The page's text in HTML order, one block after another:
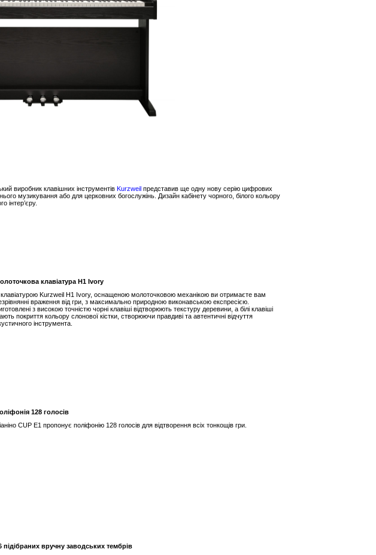
виробник клавішних інструментів Kurzweil представив ще одну нову серію цифрових
музикування або для церковних богослужінь. Дизайн кабінету чорного, білого кольору
інтер’єру.
клавіатура H1 Ivory
Kurzweil H1 Ivory, оснащеною молоточковою механікою ви отримаєте вам
враження від гри, з максимально природною виконавською експресією.
з високою точністю чорні клавіші відтворюють текстуру деревини, а білі клавіші
покриття кольору слонової кістки, створюючи правдиві та автентичні відчуття
інструмента.
128 голосів
CUP E1 пропонує поліфонію 128 голосів для відтворення всіх тонкощів гри.
підібраних вручну заводських тембрів